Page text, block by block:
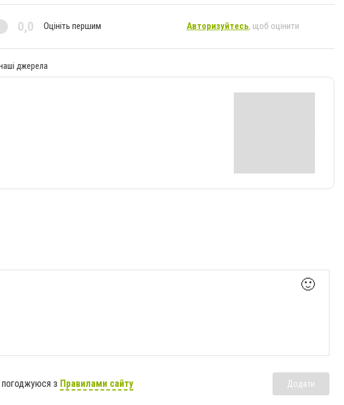
0,0 Оцініть першим Авторизуйтесь, щоб оцінити
джерела
🙂
з Правилами сайту Додати